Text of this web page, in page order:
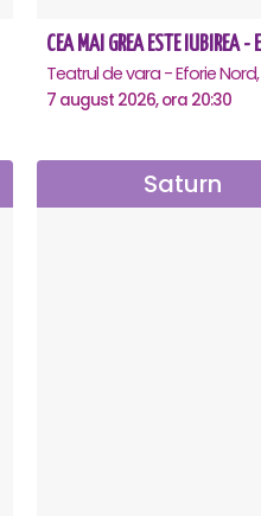
7 august 2026, ora 20:30
Saturn